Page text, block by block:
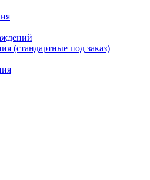
(стандартные под заказ)